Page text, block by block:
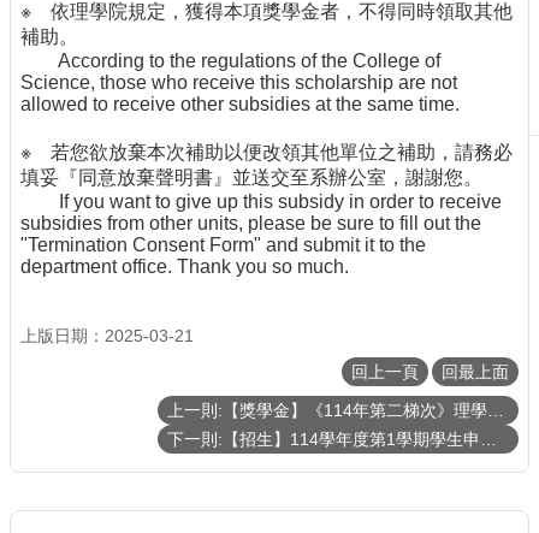
生
及
程
生
事
系
所
究
※ 依理學院規定，獲得本項獎學金者，不得同時領取其他
補助。
According to the regulations of the College of
Science, those who receive this scholarship are not
allowed to receive other subsidies at the same time.
※ 若您欲放棄本次補助以便改領其他單位之補助，請務必
填妥『同意放棄聲明書』並送交至系辦公室，謝謝您。
If you want to give up this subsidy in order to receive
subsidies from other units, please be sure to fill out the
"Termination Consent Form" and submit it to the
department office. Thank you so much.
上版日期：2025-03-21
回上一頁
回最上面